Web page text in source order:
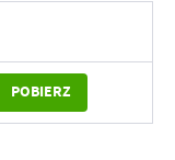
POBIERZ